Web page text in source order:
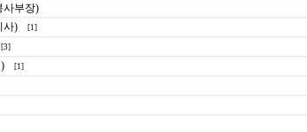
사부장)
사) [1]
[3]
[1]